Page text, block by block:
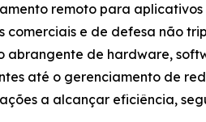
remoto para
comerciais e de defesa não
abrangente de hardware,
até o gerenciamento de
a alcançar eficiência,